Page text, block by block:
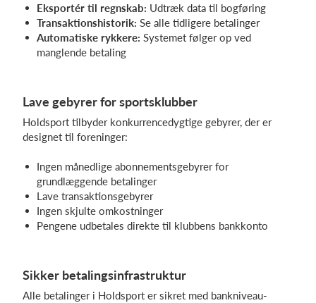
Eksportér til regnskab: Udtræk data til bogføring
Transaktionshistorik: Se alle tidligere betalinger
Automatiske rykkere: Systemet følger op ved
manglende betaling
Lave gebyrer for sportsklubber
Holdsport tilbyder konkurrencedygtige gebyrer, der er
designet til foreninger:
Ingen månedlige abonnementsgebyrer for
grundlæggende betalinger
Lave transaktionsgebyrer
Ingen skjulte omkostninger
Pengene udbetales direkte til klubbens bankkonto
Sikker betalingsinfrastruktur
Alle betalinger i Holdsport er sikret med bankniveau-